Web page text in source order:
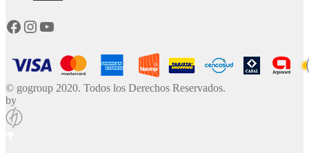
Facebook
Instagram
YouTube
© gogroup 2020. Todos los Derechos Reservados.
by